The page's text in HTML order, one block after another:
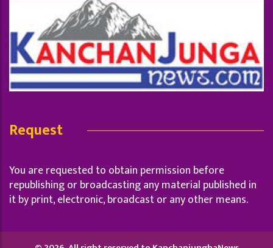
Request
You are requested to obtain permission before
republishing or broadcasting any material published in
it by print, electronic, broadcast or any other means.